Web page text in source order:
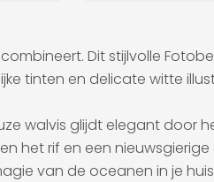
Dit stijlvolle
tinten en delicate witte
walvis glijdt elegant door
het rif en een
van de oceanen in je